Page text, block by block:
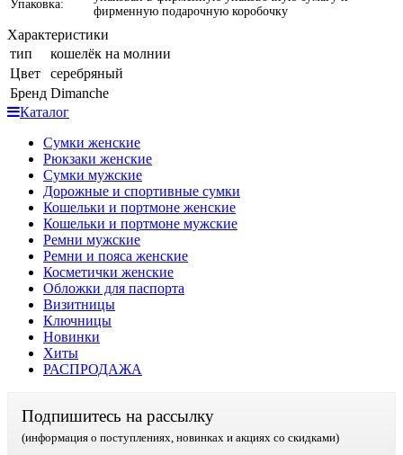
Упаковка:
фирменную подарочную коробочку
Характеристики
тип
кошелёк на молнии
Цвет
серебряный
Бренд Dimanche
Каталог
Сумки женские
Рюкзаки женские
Сумки мужские
Дорожные и спортивные сумки
Кошельки и портмоне женские
Кошельки и портмоне мужские
Ремни мужские
Ремни и пояса женские
Косметички женские
Обложки для паспорта
Визитницы
Ключницы
Новинки
Хиты
РАСПРОДАЖА
Подпишитесь на рассылку
(информация о поступлениях, новинках и акциях со скидками)